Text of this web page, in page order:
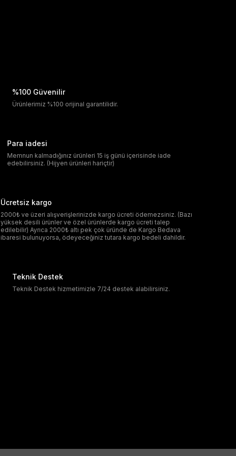
%100 Güvenilir
Ürünlerimiz %100 orijinal garantilidir.
Para iadesi
Memnun kalmadığınız ürünleri 15 iş günü içerisinde iade
edebilirsiniz. (Hijyen ürünleri hariçtir)
Ücretsiz kargo
2000₺ ve üzeri alışverişlerinizde kargo ücreti ödemezsiniz. (Bazı
yüksek desili ürünler ve özel ürünlerde kargo ücreti talep
edilebilir) Ayrıca 2000₺ altı pek çok üründe de Kargo Bedava
ibaresi bulunuyorsa, ödeyeceğiniz tutara kargo bedeli dahildir.
Teknik Destek
Teknik Destek hizmetimizle 7/24 destek alabilirsiniz.